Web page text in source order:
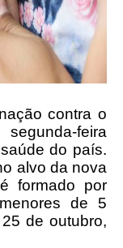
contra o
feira
do país.
alvo da nova
formado por
de 5
de outubro,